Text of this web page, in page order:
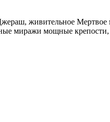
живительное Мертвое
миражи мощные